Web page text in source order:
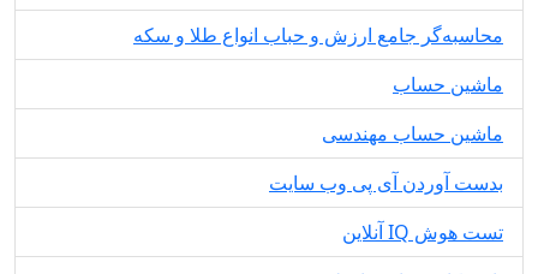
محاسبه‌گر جامع ارزش و حباب انواع طلا و سکه
ماشین حساب
ماشین حساب مهندسی
بدست آوردن آی پی وب سایت
تست هوش IQ آنلاین